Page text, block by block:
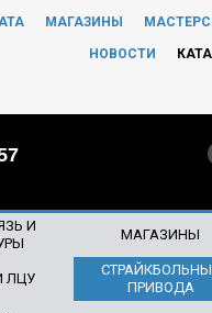
МАГАЗИНЫ
НОВОСТИ
И
МАГАЗИНЫ
ЛЦУ
ПРИВОДА